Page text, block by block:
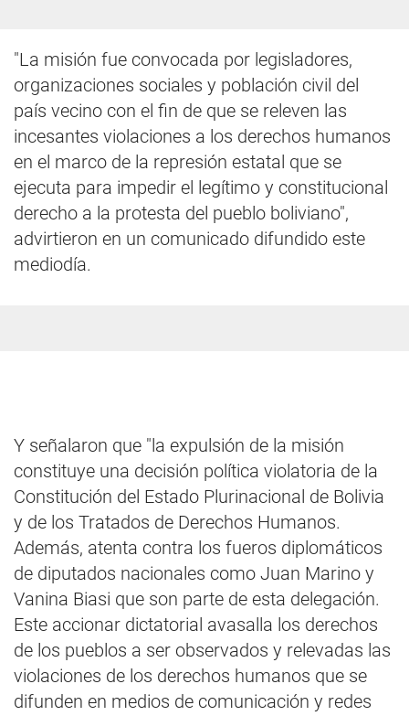
"La misión fue convocada por legisladores,
organizaciones sociales y población civil del
país vecino con el fin de que se releven las
incesantes violaciones a los derechos humanos
en el marco de la represión estatal que se
ejecuta para impedir el legítimo y constitucional
derecho a la protesta del pueblo boliviano",
advirtieron en un comunicado difundido este
mediodía.
Y señalaron que "la expulsión de la misión
constituye una decisión política violatoria de la
Constitución del Estado Plurinacional de Bolivia
y de los Tratados de Derechos Humanos.
Además, atenta contra los fueros diplomáticos
de diputados nacionales como Juan Marino y
Vanina Biasi que son parte de esta delegación.
Este accionar dictatorial avasalla los derechos
de los pueblos a ser observados y relevadas las
violaciones de los derechos humanos que se
difunden en medios de comunicación y redes